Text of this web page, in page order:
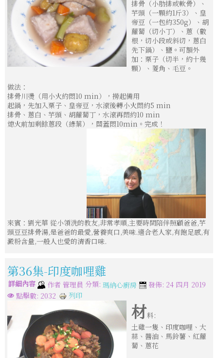
排骨（小肋排或軟骨）、
芋頭（一顆約1斤3）、皇
帝豆（一包約350g）、胡
蘿蔔（切小丁）、蔥（數
根，切小段或斜切，蔥白
先下鍋）、鹽。可額外
加：栗子（切半，約十幾
顆）、菱角、毛豆。
做法：
排骨川燙（用小火約悶10 min），撈起備用
起鍋，先加入栗子、皇帝豆，水滾後轉小火悶約5 min
排骨、蔥白、芋頭、胡蘿蔔丁，水滾再悶約10 min
熄火前加剩餘蔥段（綠葉），關蓋悶10min。完成！
來賓：劉光華 從小領洗的教友,非常孝順,主要時間陪伴照顧爸爸,芋
頭豆豆排骨湯,是爸爸的最愛,營養爽口,美味.適合老人家,有飽足感,有
澱粉含量,一般人也愛的清香口味.
第36集-印度咖哩雞
詳細內容 作者 管理員 分類: 瑪納心廚房
發佈: 24 四月 2019
點擊數: 2032
列印
材料:
土雞一隻、印度咖哩、大
蒜、醬油、馬鈴薯、紅蘿
蔔、蔥花